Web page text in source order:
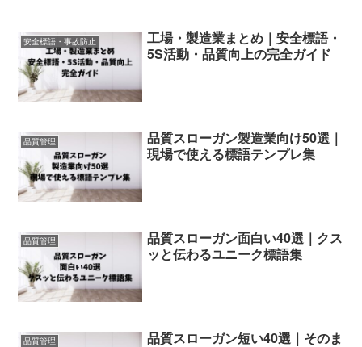
安全標語・事故防止
工場・製造業まとめ｜安全標語・
5S活動・品質向上の完全ガイド
品質管理
品質スローガン製造業向け50選｜
現場で使える標語テンプレ集
品質管理
品質スローガン面白い40選｜クス
ッと伝わるユニーク標語集
品質管理
品質スローガン短い40選｜そのま